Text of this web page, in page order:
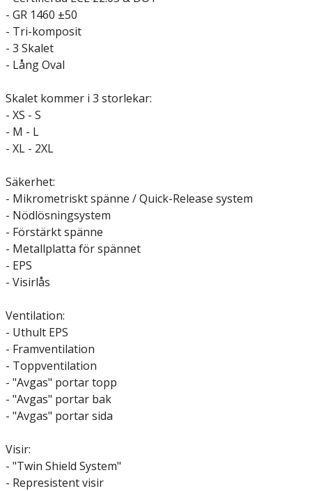
- GR 1460 ±50
- Tri-komposit
- 3 Skalet
- Lång Oval
Skalet kommer i 3 storlekar:
- XS - S
- M - L
- XL - 2XL
Säkerhet:
- Mikrometriskt spänne / Quick-Release system
- Nödlösningsystem
- Förstärkt spänne
- Metallplatta för spännet
- EPS
- Visirlås
Ventilation:
- Uthult EPS
- Framventilation
- Toppventilation
- "Avgas" portar topp
- "Avgas" portar bak
- "Avgas" portar sida
Visir:
- "Twin Shield System"
- Represistent visir